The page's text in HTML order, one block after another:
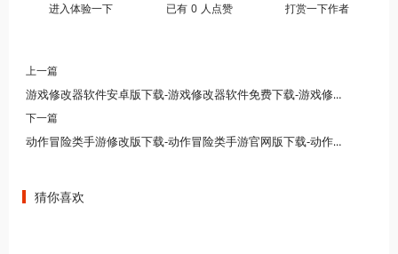
进入体验一下 已有 0 人点赞 打赏一下作者
上一篇
游戏修改器软件安卓版下载-游戏修改器软件免费下载-游戏修改器软件大全
下一篇
动作冒险类手游修改版下载-动作冒险类手游官网版下载-动作冒险类手游版本下载
猜你喜欢